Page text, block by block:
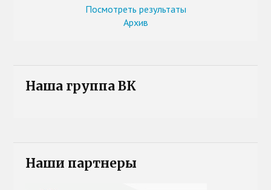
Посмотреть результаты
Архив
Наша группа ВК
Наши партнеры